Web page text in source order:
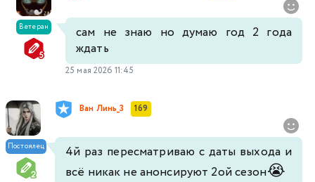
Ветеран
сам не знаю но думаю год 2 года
ждать
25 мая 2026 11:45
Постоялец
Ван Линь_3 169
4й раз пересматриваю с даты выхода и
всё никак не анонсируют 2ой сезон😭